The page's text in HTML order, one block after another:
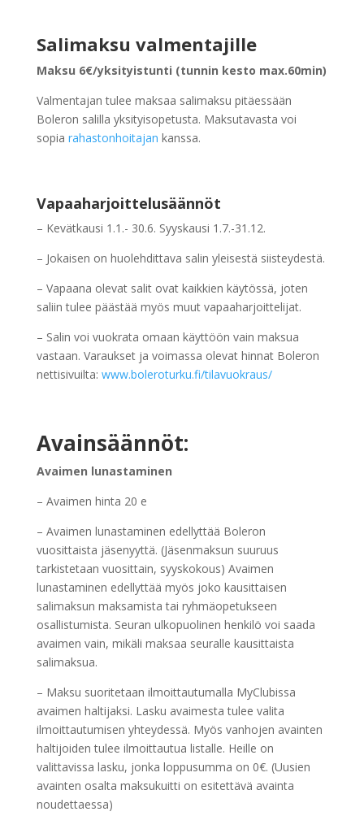
Salimaksu valmentajille
Maksu 6€/yksityistunti (tunnin kesto max.60min)
Valmentajan tulee maksaa salimaksu pitäessään
Boleron salilla yksityisopetusta. Maksutavasta voi
sopia rahastonhoitajan kanssa.
Vapaaharjoittelusäännöt
– Kevätkausi 1.1.- 30.6. Syyskausi 1.7.-31.12.
– Jokaisen on huolehdittava salin yleisestä siisteydestä.
– Vapaana olevat salit ovat kaikkien käytössä, joten
saliin tulee päästää myös muut vapaaharjoittelijat.
– Salin voi vuokrata omaan käyttöön vain maksua
vastaan. Varaukset ja voimassa olevat hinnat Boleron
nettisivuilta: www.boleroturku.fi/tilavuokraus/
Avainsäännöt:
Avaimen lunastaminen
– Avaimen hinta 20 e
– Avaimen lunastaminen edellyttää Boleron
vuosittaista jäsenyyttä. (Jäsenmaksun suuruus
tarkistetaan vuosittain, syyskokous) Avaimen
lunastaminen edellyttää myös joko kausittaisen
salimaksun maksamista tai ryhmäopetukseen
osallistumista. Seuran ulkopuolinen henkilö voi saada
avaimen vain, mikäli maksaa seuralle kausittaista
salimaksua.
– Maksu suoritetaan ilmoittautumalla MyClubissa
avaimen haltijaksi. Lasku avaimesta tulee valita
ilmoittautumisen yhteydessä. Myös vanhojen avainten
haltijoiden tulee ilmoittautua listalle. Heille on
valittavissa lasku, jonka loppusumma on 0€. (Uusien
avainten osalta maksukuitti on esitettävä avainta
noudettaessa)